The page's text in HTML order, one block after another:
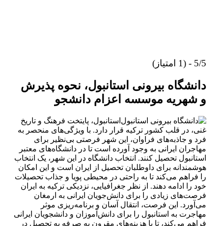
5/5 - (1 امتیاز)
دانشگاه بیرونی استانبول، نحوه پذیرش
و شهریه موسسه اعزام دانشجو
استانبول، پایتخت فرهنگ و تاریخ
غنی، در قلب کشور ترکیه قرار دارد. با ویژگی‌های منحصر به
فرد و جاذبه‌های فراوان، این شهر فرصتی بی‌نظیر برای
مهاجران ایرانی به وجود آورده است تا در دانشگاه‌های معتبر
استانبول تحصیل کنند. انتخاب دانشگاه در این شهر، یک انتخاب
هوشمندانه برای داوطلبان تحصیل از ایران است و این امکان
را فراهم می‌کند تا به راحتی در محیطی پویا و جذاب تحصیلات
خود را ادامه دهند. از نظر جغرافیایی، نزدیکی ترکیه به ایران
فرصت‌های زیادی را برای دانش‌جویان ایرانی به ارمغان
می‌آورد. این فرصت، انتقال آسان و برنامه‌ریزی موثر
مهاجرت به استانبول را برای دانش‌آموزان و دانشجویان ایرانی
فراهم می‌کند، تا با هزینه‌های مقرون به صرفه به تحصیل در